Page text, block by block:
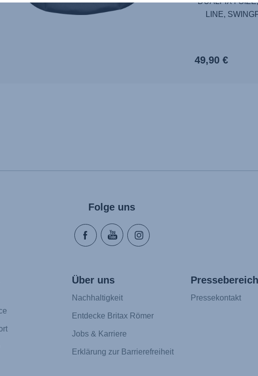
LINE,
49,90 €
Folge uns
Über uns
Nachhaltigkeit
Entdecke Britax Römer
Jobs & Karriere
Erklärung zur Barrierefreiheit
Pressebereich
Pressekontakt